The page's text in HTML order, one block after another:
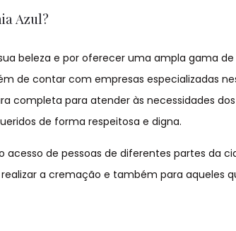
Azul?
beleza e por oferecer uma ampla gama
de contar com empresas especializadas
completa para atender às necessidades dos
de forma respeitosa e digna.
de pessoas de diferentes partes da
a cremação e também para aqueles